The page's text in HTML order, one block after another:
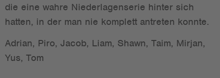
die eine wahre Niederlagenserie hinter sich
hatten, in der man nie komplett antreten konnte.
Adrian, Piro, Jacob, Liam, Shawn, Taim, Mirjan,
Yus, Tom